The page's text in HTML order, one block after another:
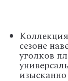
сезоне
уголков